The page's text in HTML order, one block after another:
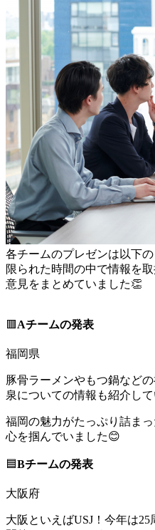
各チームのプレゼンは以下の
限られた時間の中で情報を
意見をまとめていました👏
🟥 Aチームの発表
福岡県
豚骨ラーメンやもつ鍋など
泉についての情報も紹介して
福岡の魅力がたっぷり詰ま
心を掴んでいました😊
🟦Bチームの発表
大阪府
大阪といえばUSJ！今年は